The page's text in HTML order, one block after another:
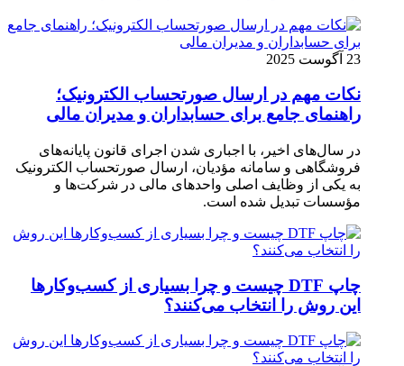
23 آگوست 2025
نکات مهم در ارسال صورتحساب الکترونیک؛
راهنمای جامع برای حسابداران و مدیران مالی
در سال‌های اخیر، با اجباری شدن اجرای قانون پایانه‌های
فروشگاهی و سامانه مؤدیان، ارسال صورتحساب الکترونیک
به یکی از وظایف اصلی واحدهای مالی در شرکت‌ها و
مؤسسات تبدیل شده است.
چاپ DTF چیست و چرا بسیاری از کسب‌وکارها
این روش را انتخاب می‌کنند؟